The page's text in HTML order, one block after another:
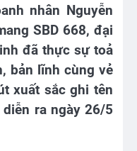
nhân Nguyễn
SBD 668, đại
đã thực sự toả
bản lĩnh cùng vẻ
xuất sắc ghi tên
ra ngày 26/5